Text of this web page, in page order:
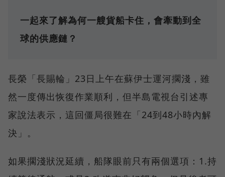
一起來了解為何一艘貨船卡住，會牽動到全
球的供應鏈？
長榮「長賜輪」23日上午在蘇伊士運河擱淺，雖
然一度傳出恢復作業順利，但半島電視台引述專
家說法表示，這回僵局很難在「24到48小時內解
決」。
如果擱淺狀況延續，船隊眼前只有兩個選項：1.持